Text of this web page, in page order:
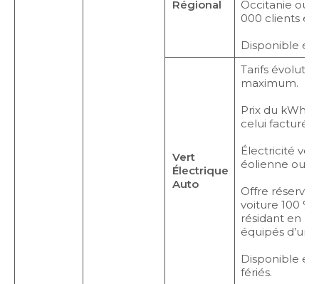
Régional
Occitanie ou
000 clients en
Disponible
Vert
Électrique
Auto
Tarifs
maximum.
Prix du kWh
celui facturé
Électricité
éolienne ou
Offre
voiture 100 %
résidant en
équipés d’un
Disponible
fériés.